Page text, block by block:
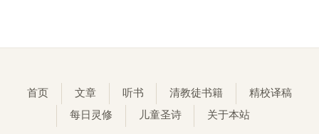
首页 文章 听书 清教徒书籍
精校译稿
每日灵修
儿童圣诗 关于本站